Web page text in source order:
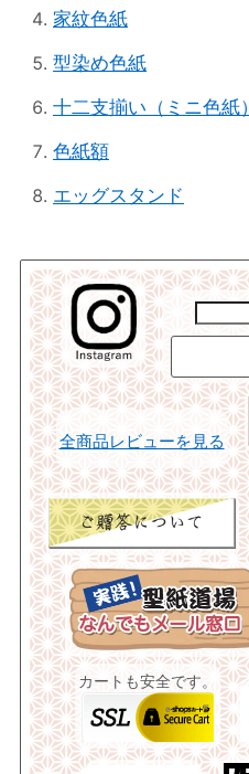
家紋色紙
型染め色紙
十二支揃い（ミニ色紙）
色紙額
エッグスタンド
全商品レビューを見る
カートも安全です。